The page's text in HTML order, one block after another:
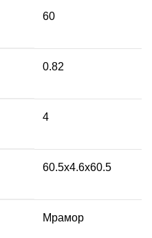
60
0.82
4
60.5х4.6х60.5
Мрамор